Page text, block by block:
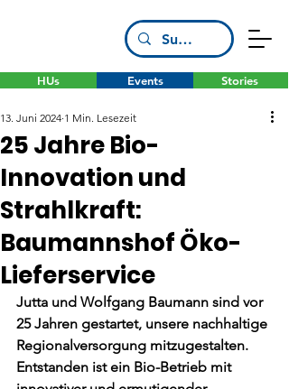
HUs Stories
Events
25 Jahre Bio-
Innovation und
Strahlkraft:
Baumannshof Öko-
Lieferservice
13. Juni 2024 1 Min. Lesezeit
Jutta und Wolfgang Baumann sind vor
25 Jahren gestartet, unsere nachhaltige
Regionalversorgung mitzugestalten.
Entstanden ist ein Bio-Betrieb mit